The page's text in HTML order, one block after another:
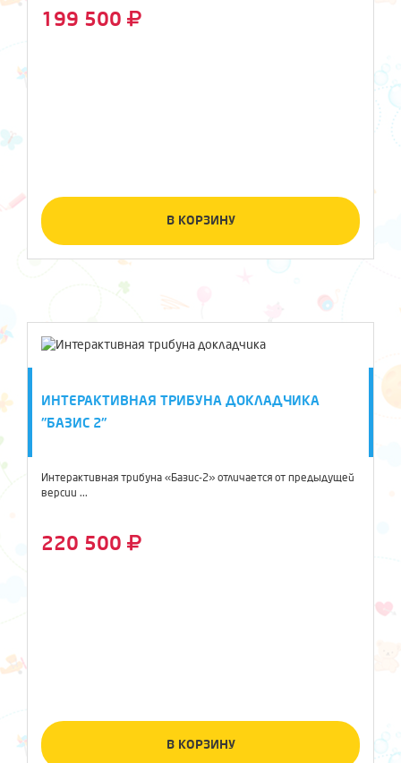
199 500
В КОРЗИНУ
ИНТЕРАКТИВНАЯ ТРИБУНА ДОКЛАДЧИКА
"БАЗИС 2"
Интерактивная трибуна «Базис-2» отличается от предыдущей
версии ...
220 500
В КОРЗИНУ